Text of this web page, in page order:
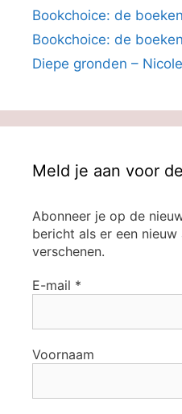
Bookchoice: de
Bookchoice: de
Diepe gronden –
Meld je aan voor
Abonneer je op de
bericht als er een
verschenen.
E-mail *
Voornaam